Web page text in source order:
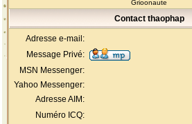
Grioonaute
Contact thaophap
Adresse e-mail:
Message Privé:
MSN Messenger:
Yahoo Messenger:
Adresse AIM:
Numéro ICQ: